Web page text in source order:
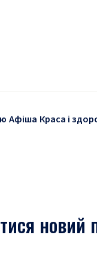
Афіша Краса і
новий